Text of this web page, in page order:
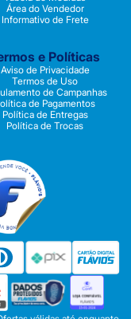
Área do Vendedor
Informativo de Frete
e Políticas
Aviso de Privacidade
Termos de Uso
de Campanhas
de Pagamentos
Política de Entregas
Política de Trocas